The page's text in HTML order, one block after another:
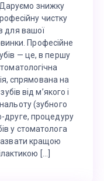
знижку
чистку
для вашої
Професійне
— це, в першу
спрямована на
від м’якого і
(зубного
друге, процедуру
у стоматолога
кращою
[…]